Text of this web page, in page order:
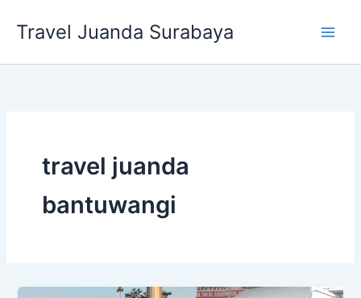
Travel Juanda Surabaya
travel juanda
bantuwangi